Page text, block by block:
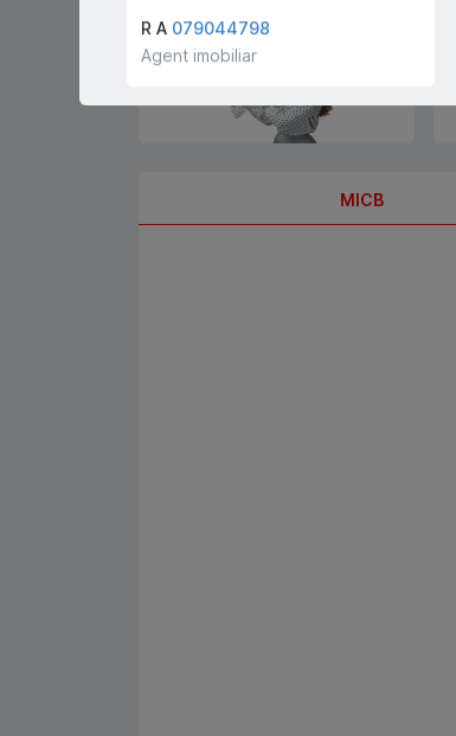
cumpărători și chiriași
MICB
R A 079044798
Agent imobiliar